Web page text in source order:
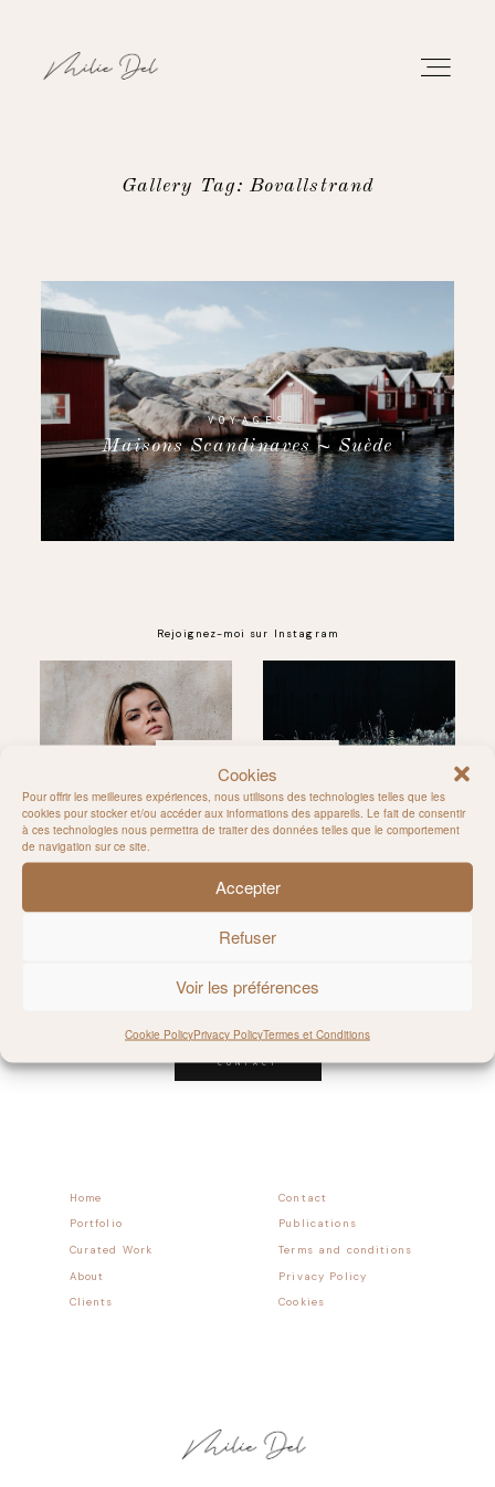
Cookies
Pour offrir les meilleures expériences, nous utilisons des technologies telles que les
cookies pour stocker et/ou accéder aux informations des appareils. Le fait de consentir
à ces technologies nous permettra de traiter des données telles que le comportement
de navigation sur ce site.
Accepter
Refuser
Voir les préférences
Cookie PolicyPrivacy PolicyTermes et Conditions
TRAVAUX
À PROPOS
CONTACT
Gallery Tag: Bovallstrand
VOYAGES
Maisons Scandinaves ~ Suède
Rejoignez-moi sur Instagram
Contact
Home
Publications
Portfolio
Terms and conditions
Curated Work
CONTACT
Privacy Policy
About
Cookies
Clients